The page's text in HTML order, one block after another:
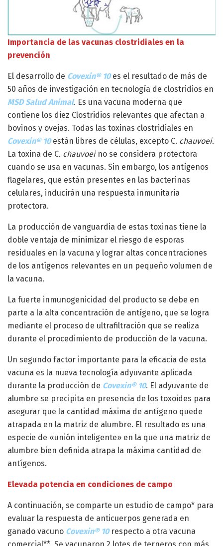
Importancia de las vacunas clostridiales en la
prevención
El desarrollo de Covexin® 10 es el resultado de más de
50 años de investigación en tecnología de clostridios en
MSD Salud Animal. Es una vacuna moderna que
contiene los diez Clostridios relevantes que afectan a
bovinos y ovejas. Todas las toxinas clostridiales en
Covexin® 10están libres de células, excepto C. chauvoei.
La toxina de C. chauvoeino se considera protectora
cuando se usa en vacunas. Sin embargo, los antígenos
flagelares, que están presentes en las bacterinas
celulares, inducirán una respuesta inmunitaria
protectora.
La producción de vanguardia de estas toxinas tiene la
doble ventaja de minimizar el riesgo de esporas
residuales en la vacuna y lograr altas concentraciones
de los antígenos relevantes en un pequeño volumen de
la vacuna.
La fuerte inmunogenicidad del producto se debe en
parte a la alta concentración de antígeno, que se logra
mediante el proceso de ultrafiltración que se realiza
durante el procedimiento de producción de la vacuna.
Un segundo factor importante para la eficacia de esta
vacuna es la nueva tecnología adyuvante aplicada
durante la producción de Covexin® 10. El adyuvante de
alumbre se precipita en presencia de los toxoides para
asegurar que la cantidad máxima de antígeno quede
atrapada en la matriz de alumbre. El resultado es una
especie de «unión inteligente» en la que una matriz de
alumbre bien definida atrapa la máxima cantidad de
antígenos.
Elevada potencia en condiciones de campo
A continuación, se comparte un estudio de campo* para
evaluar la respuesta de anticuerpos generada en
ganado vacuno Covexin® 10respecto a otra vacuna